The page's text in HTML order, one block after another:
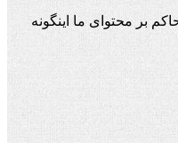
بر محتوای ما اینگونه